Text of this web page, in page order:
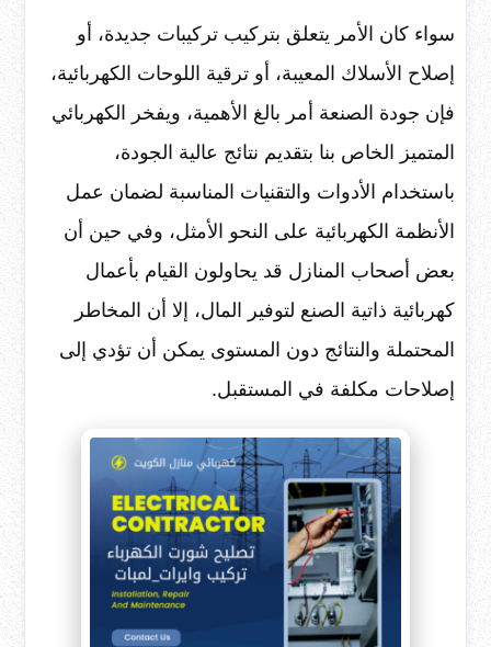
سواء كان الأمر يتعلق بتركيب تركيبات جديدة، أو
إصلاح الأسلاك المعيبة، أو ترقية اللوحات الكهربائية،
فإن جودة الصنعة أمر بالغ الأهمية، ويفخر الكهربائي
المتميز الخاص بنا بتقديم نتائج عالية الجودة،
باستخدام الأدوات والتقنيات المناسبة لضمان عمل
الأنظمة الكهربائية على النحو الأمثل، وفي حين أن
بعض أصحاب المنازل قد يحاولون القيام بأعمال
كهربائية ذاتية الصنع لتوفير المال، إلا أن المخاطر
المحتملة والنتائج دون المستوى يمكن أن تؤدي إلى
إصلاحات مكلفة في المستقبل.